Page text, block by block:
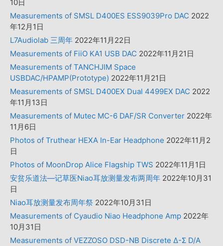
10日
Measurements of SMSL D400ES ESS9039Pro DAC 2022
年12月1日
L7Audiolab 三周年 2022年11月22日
Measurements of FiiO KA1 USB DAC 2022年11月21日
Measurements of TANCHJIM Space
USBDAC/HPAMP(Prototype) 2022年11月21日
Measurements of SMSL D400EX Dual 4499EX DAC 2022
年11月13日
Measurements of Mutec MC-6 DAF/SR Converter 2022年
11月6日
Photos of Truthear HEXA In-Ear Headphone 2022年11月2
日
Photos of MoonDrop Alice Flagship TWS 2022年11月1日
安贫乐道法—记草医Niao耳放测量发布两周年 2022年10月31
日
Niao耳放测量发布周年祭 2022年10月31日
Measurements of Cyaudio Niao Headphone Amp 2022年
10月31日
Measurements of VEZZOSO DSD-NB Discrete Δ-Σ D/A